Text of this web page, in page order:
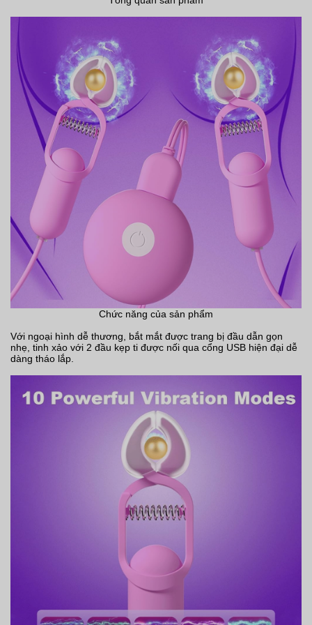
Chức năng của sản phẩm
Với ngoại hình dễ thương, bắt mắt được trang bị đầu dẫn gọn
nhẹ, tinh xảo với 2 đầu kẹp ti được nối qua cổng USB hiện đại dễ
dàng tháo lắp.